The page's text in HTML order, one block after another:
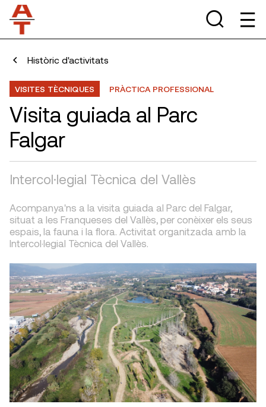
Històric d'activitats
VISITES TÈCNIQUES PRÀCTICA PROFESSIONAL
Visita guiada al Parc
Falgar
Intercol·legial Tècnica del Vallès
Acompanya'ns a la visita guiada al Parc del Falgar,
situat a les Franqueses del Vallès, per conèixer els seus
espais, la fauna i la flora. Activitat organitzada amb la
Intercol·legial Tècnica del Vallès.